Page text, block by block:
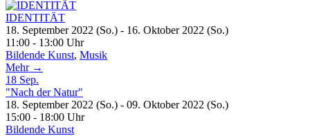
IDENTITÄT
18. September 2022 (So.) - 16. Oktober 2022 (So.)
11:00 - 13:00 Uhr
Bildende Kunst, Musik
Mehr →
18 Sep.
"Nach der Natur"
18. September 2022 (So.) - 09. Oktober 2022 (So.)
15:00 - 18:00 Uhr
Bildende Kunst